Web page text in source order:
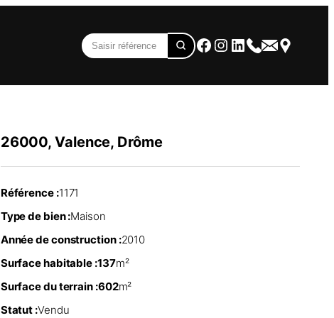
Facebook
Instagram
LinkedIn
26000, Valence, Drôme
Référence :1171
Type de bien :Maison
Année de construction :2010
Surface habitable :137m²
Surface du terrain :602m²
Statut :Vendu